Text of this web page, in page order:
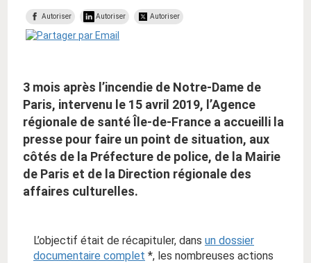
Autoriser Autoriser Autoriser
3 mois après l’incendie de Notre-Dame de
Paris, intervenu le 15 avril 2019, l’Agence
régionale de santé Île-de-France a accueilli la
presse pour faire un point de situation, aux
côtés de la Préfecture de police, de la Mairie
de Paris et de la Direction régionale des
affaires culturelles.
L’objectif était de récapituler, dans un dossier
documentaire complet *, les nombreuses actions